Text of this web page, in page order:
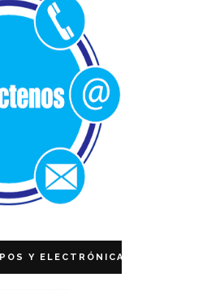
Y ELECTRÓNICA